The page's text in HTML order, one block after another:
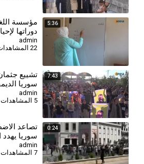
5:36
⁣مؤسسة اللغة
دوراتها
بإدراجها في
admin
7:43
⁣تشييع جثمان
سوريا
admin
5 المشاهدات
0:24
تصاعد
سوريا يهدد
admin
7 المشاهدات